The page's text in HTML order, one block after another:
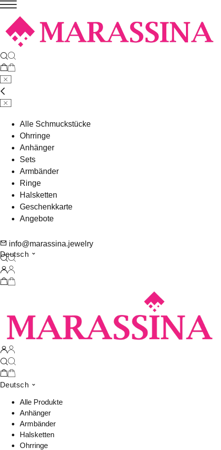
Alle Schmuckstücke
Ohrringe
Anhänger
Sets
Armbänder
Ringe
Halsketten
Geschenkkarte
Angebote
info@marassina.jewelry
Deutsch
Deutsch
Alle Produkte
Anhänger
Armbänder
Halsketten
Ohrringe